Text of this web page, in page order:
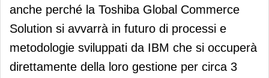
anche perché la Toshiba Global Commerce
Solution si avvarrà in futuro di processi e
metodologie sviluppati da IBM che si occuperà
direttamente della loro gestione per circa 3